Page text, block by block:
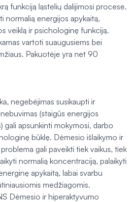
funkciją ląstelių dalijimosi procese.
normalią energijos apykaitą,
veiklą ir psichologinę funkciją.
vartoti suaugusiems bei
Pakuotėje yra net 90
negebėjimas susikaupti ir
(staigūs energijos
gali apsunkinti mokymosi, darbo
būklę. Dėmesio išlaikymo ir
gali paveikti tiek vaikus, tiek
normalią koncentraciją, palaikyti
apykaitą, labai svarbu
medžiagomis.
Dėmesio ir hiperaktyvumo